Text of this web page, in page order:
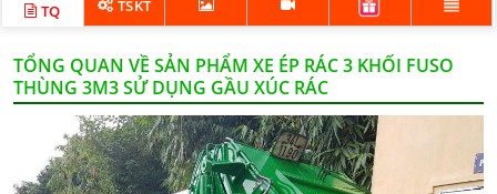
TQ TSKT
TỔNG QUAN VỀ SẢN PHẨM XE ÉP RÁC 3 KHỐI FUSO
THÙNG 3M3 SỬ DỤNG GẦU XÚC RÁC